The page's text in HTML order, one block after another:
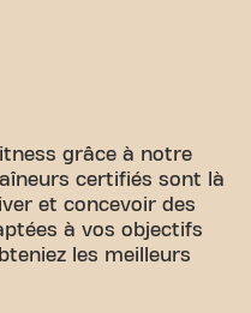
grâce à notre
certifiés sont là
et concevoir des
à vos objectifs
les meilleurs